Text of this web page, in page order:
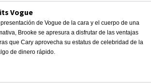
Vogue
de Vogue de la cara y el cuerpo de una
Brooke se apresura a disfrutar de las ventajas
que Cary aprovecha su estatus de celebridad de la
de dinero rápido.